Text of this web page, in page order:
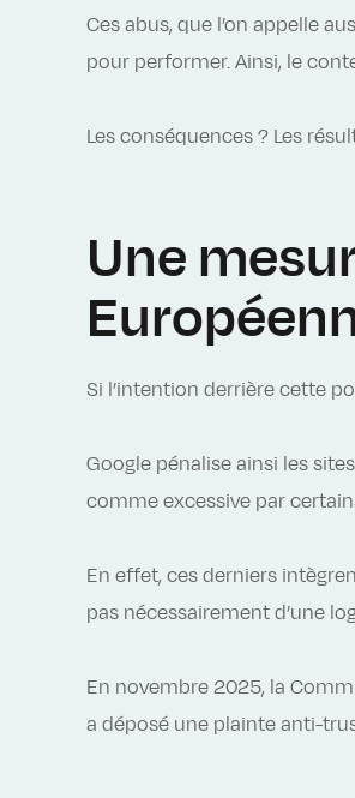
Ces abus, que l’on appelle
pour performer. Ainsi, le
Les conséquences ? Les
Une
Si l’intention derrière cette
Google pénalise ainsi les
comme excessive par
En effet, ces derniers
pas nécessairement d’une
En novembre 2025, la
a déposé une plainte anti-